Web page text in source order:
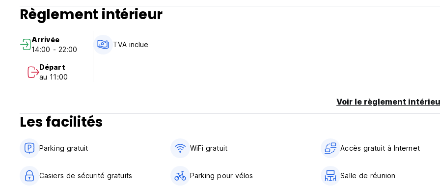
la réception qui se fera un plaisir de vous aider.
Da Nang est un bon point de départ pour vos aventures dans le centre du Vietnam. Des excursions d'une journée vers
les clients considèrent Da Nang comme un bon point de départ pour leur voyage au Viêt Nam. Situé sur la plage publique la
propre du Viêt Nam, il est facile d'y prendre un peu de repos.
Les clients peuvent déguster des plats délicieux dans les restaurants situés à proximité :
Op La Cafe (en face de l'auberge) - Le lieu de prédilection pour un bon petit-déjeuner, avec des muffins, des plateaux, des
Rainbowl Poke (An Thuong 30 - 5 minutes à pied) Vous cherchez quelque chose d'un peu plus sain ? Nous avons ce qu'il
salades.
Règlement intérieur
Arrivée
14:00 - 22:00
Départ
au 11:00
TVA inclue
Voir le règlement
Les facilités
Parking gratuit WiFi gratuit Accès gratuit à Internet
Casiers de sécurité gratuits Parking pour vélos Salle de réunion